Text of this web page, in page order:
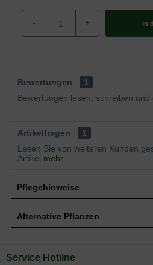
- + In
Bewertungen
1
Bewertungen lesen, schreiben und
Artikelfragen
1
Lesen Sie von weiteren Kunden
Artikel mehr
Pflegehinweise
Pflanz- und Pflegetipps
Alternative Pflanzen
Sie suchen eine Alternative?
Service Hotline